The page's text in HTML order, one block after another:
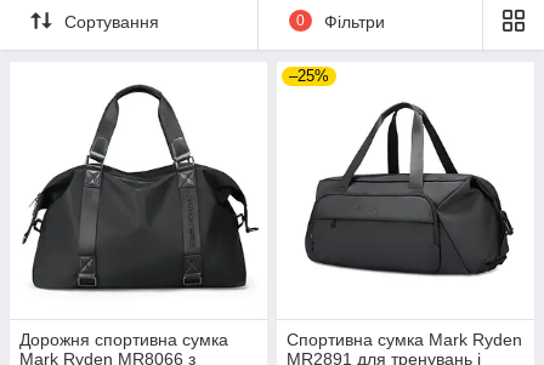
Сортування 0 Фільтри
Дорожня спортивна сумка
Mark Ryden MR8066 з
–25%
Спортивна сумка Mark Ryden
MR2891 для тренувань і